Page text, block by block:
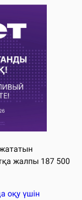
жалпы 187 500
оқу үшін